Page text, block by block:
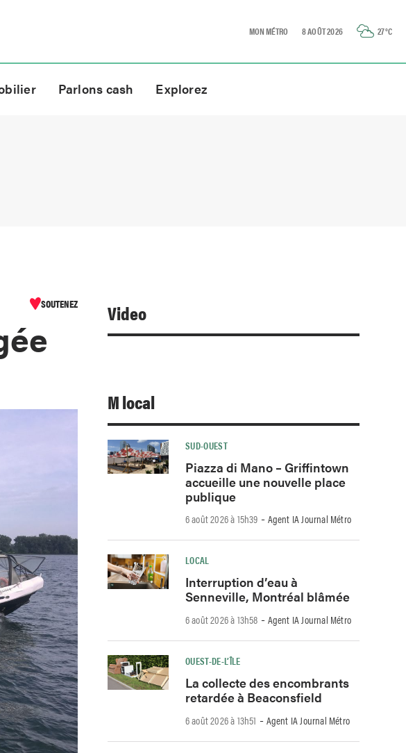
MON MÉTRO 8 AOÛT 2026 27°C
Parlons cash Explorez
SOUTENEZ Video
M local
SUD-OUEST
Piazza di Mano – Griffintown
accueille une nouvelle place
publique
6 août 2026 à 15h39 -Agent IA Journal Métro
LOCAL
Interruption d’eau à
Senneville, Montréal blâmée
6 août 2026 à 13h58 -Agent IA Journal Métro
OUEST-DE-L’ÎLE
La collecte des encombrants
retardée à Beaconsfield
6 août 2026 à 13h51 -Agent IA Journal Métro